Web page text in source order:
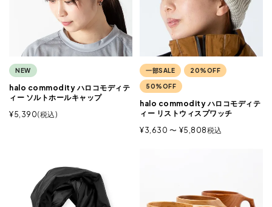
NEW
halo commodity ハロコモディテ
ィー ソルトホールキャップ
¥5,390 税込
一部SALE 20%OFF
50%OFF
halo commodity ハロコモディテ
ィー リストウィスプワッチ
¥3,630 〜 ¥5,808税込